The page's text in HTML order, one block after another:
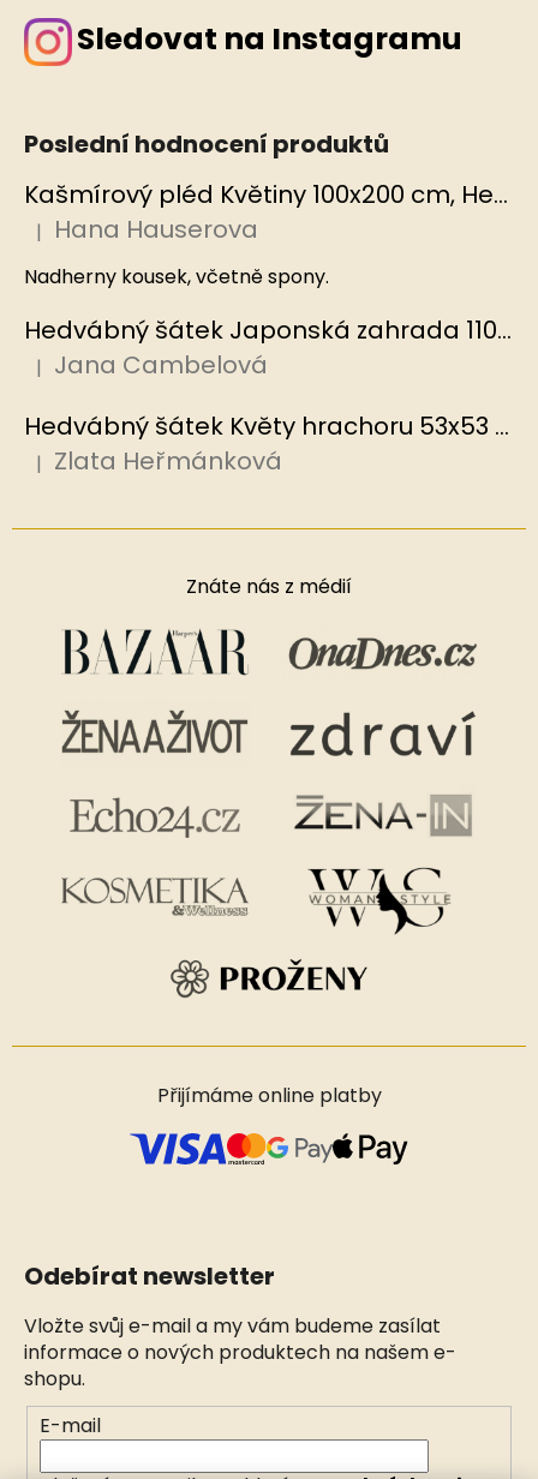
Sledovat na Instagramu
Poslední hodnocení produktů
Kašmírový pléd Květiny 100x200 cm, Hedvábný svět
Hodnocení produktu je 5 z 5 hvězdiček.
| Hana Hauserova
Nadherny kousek, včetně spony.
Hedvábný šátek Japonská zahrada 110x110 cm v dárkovém balení, HEDVÁBNÝ SVĚT
Hodnocení produktu je 5 z 5 hvězdiček.
| Jana Cambelová
Hedvábný šátek Květy hrachoru 53x53 cm v dárkovém balení, HEDVÁBNÝ SVĚT
Hodnocení produktu je 5 z 5 hvězdiček.
| Zlata Heřmánková
Znáte nás z médií
Přijímáme online platby
Odebírat newsletter
Vložte svůj e-mail a my vám budeme zasílat
informace o nových produktech na našem e-
shopu.
E-mail